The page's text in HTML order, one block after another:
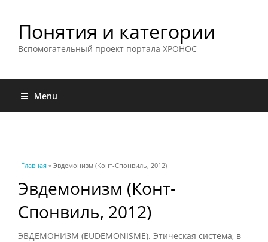
Понятия и категории
Вспомогательный проект портала ХРОНОС
Menu
Вы здесь
Главная » Эвдемонизм (Конт-Спонвиль, 2012)
Эвдемонизм (Конт-
Спонвиль, 2012)
ЭВДЕМОНИЗМ (EUDEMONISME). Этическая система, в